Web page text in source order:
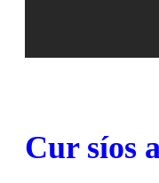
Cur síos